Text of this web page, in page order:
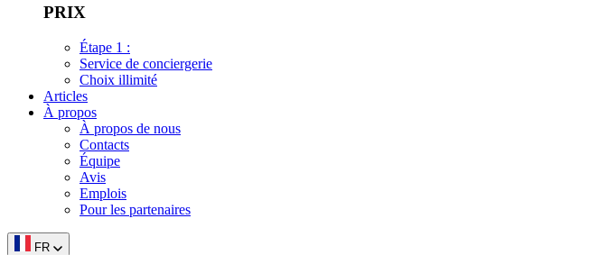
PRIX
Étape 1 :
Service de conciergerie
Choix illimité
Articles
À propos
À propos de nous
Contacts
Équipe
Avis
Emplois
Pour les partenaires
FR